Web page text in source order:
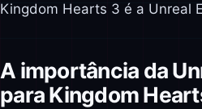
Kingdom Hearts 3 é a Unreal
A importância da
para Kingdom